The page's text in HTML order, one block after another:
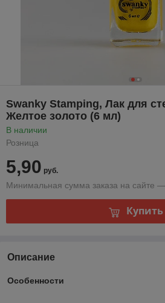
Swanky Stamping, Лак для
Желтое золото (6 мл)
В наличии
Розница
5,90 руб.
Минимальная сумма заказа на сайте —
Купить
Описание
Особенности